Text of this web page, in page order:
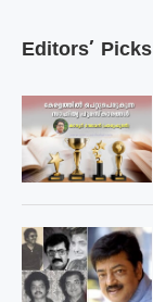
Editors’ Picks